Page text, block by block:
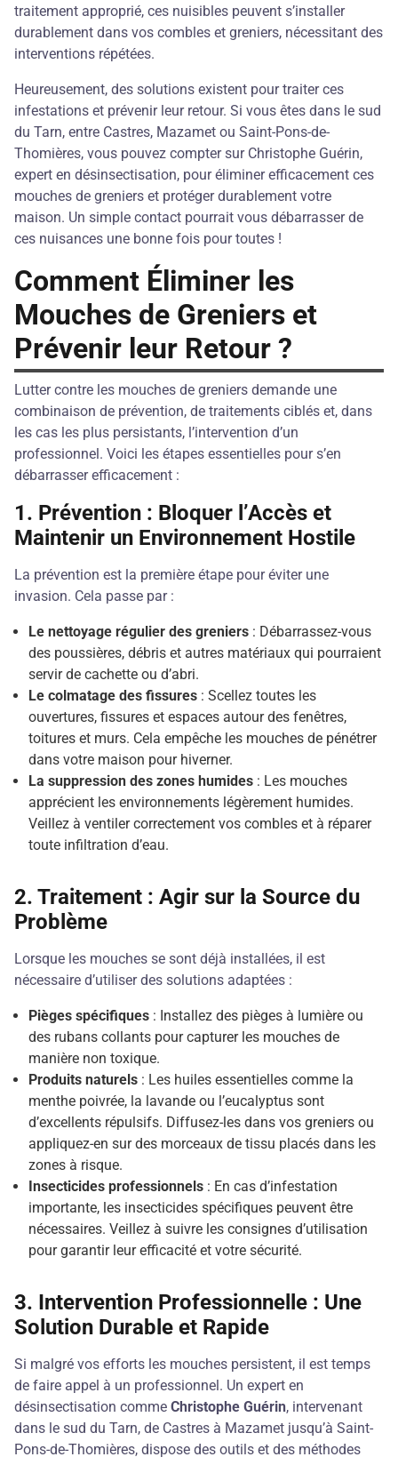
traitement approprié, ces nuisibles peuvent s’installer
durablement dans vos combles et greniers, nécessitant des
interventions répétées.
Heureusement, des solutions existent pour traiter ces
infestations et prévenir leur retour. Si vous êtes dans le sud
du Tarn, entre Castres, Mazamet ou Saint-Pons-de-
Thomières, vous pouvez compter sur Christophe Guérin,
expert en désinsectisation, pour éliminer efficacement ces
mouches de greniers et protéger durablement votre
maison. Un simple contact pourrait vous débarrasser de
ces nuisances une bonne fois pour toutes !
Comment Éliminer les
Mouches de Greniers et
Prévenir leur Retour ?
Lutter contre les mouches de greniers demande une
combinaison de prévention, de traitements ciblés et, dans
les cas les plus persistants, l’intervention d’un
professionnel. Voici les étapes essentielles pour s’en
débarrasser efficacement :
1. Prévention : Bloquer l’Accès et
Maintenir un Environnement Hostile
La prévention est la première étape pour éviter une
invasion. Cela passe par :
Le nettoyage régulier des greniers : Débarrassez-vous
des poussières, débris et autres matériaux qui pourraient
servir de cachette ou d’abri.
Le colmatage des fissures : Scellez toutes les
ouvertures, fissures et espaces autour des fenêtres,
toitures et murs. Cela empêche les mouches de pénétrer
dans votre maison pour hiverner.
La suppression des zones humides : Les mouches
apprécient les environnements légèrement humides.
Veillez à ventiler correctement vos combles et à réparer
toute infiltration d’eau.
2. Traitement : Agir sur la Source du
Problème
Lorsque les mouches se sont déjà installées, il est
nécessaire d’utiliser des solutions adaptées :
Pièges spécifiques : Installez des pièges à lumière ou
des rubans collants pour capturer les mouches de
manière non toxique.
Produits naturels : Les huiles essentielles comme la
menthe poivrée, la lavande ou l’eucalyptus sont
d’excellents répulsifs. Diffusez-les dans vos greniers ou
appliquez-en sur des morceaux de tissu placés dans les
zones à risque.
Insecticides professionnels : En cas d’infestation
importante, les insecticides spécifiques peuvent être
nécessaires. Veillez à suivre les consignes d’utilisation
pour garantir leur efficacité et votre sécurité.
3. Intervention Professionnelle : Une
Solution Durable et Rapide
Si malgré vos efforts les mouches persistent, il est temps
de faire appel à un professionnel. Un expert en
désinsectisation comme Christophe Guérin, intervenant
dans le sud du Tarn, de Castres à Mazamet jusqu’à Saint-
Pons-de-Thomières, dispose des outils et des méthodes